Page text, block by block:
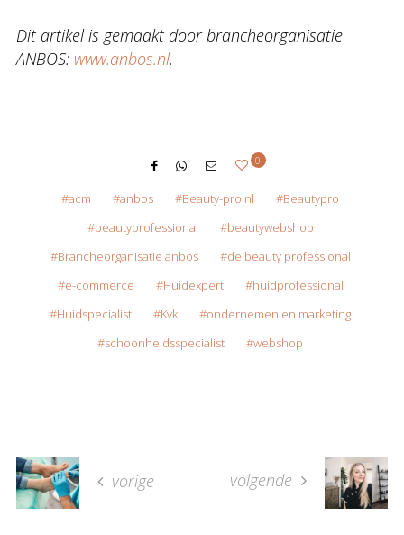
Dit artikel is gemaakt door brancheorganisatie
ANBOS: www.anbos.nl.
0
acm anbos Beauty-pro.nl
Beautypro
beautyprofessional
beautywebshop
Brancheorganisatie anbos
de beauty professional
e-commerce
Huidexpert
huidprofessional
Huidspecialist
Kvk
ondernemen en marketing
schoonheidsspecialist
webshop
vorige volgende